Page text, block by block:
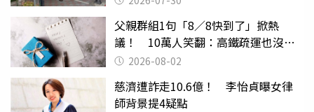
父親群組1句「8／8快到了」掀熱
議！ 10萬人笑翻：高鐵疏運也沒列
父親節
2026-08-02
慈濟遭詐走10.6億！ 李怡貞曝女律
師背景提4疑點